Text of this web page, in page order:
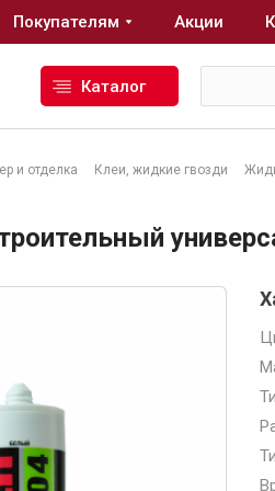
и отделка Клеи, жидкие гвозди
Покупателям Акции
Каталог